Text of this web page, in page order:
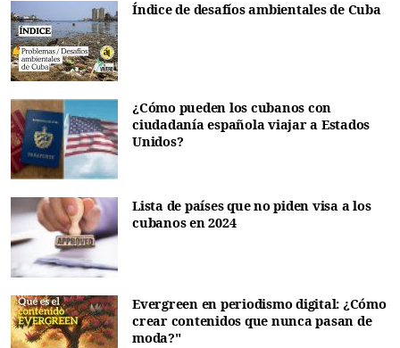
Índice de desafíos ambientales de Cuba
¿Cómo pueden los cubanos con
ciudadanía española viajar a Estados
Unidos?
Lista de países que no piden visa a los
cubanos en 2024
Evergreen en periodismo digital: ¿Cómo
crear contenidos que nunca pasan de
moda?"